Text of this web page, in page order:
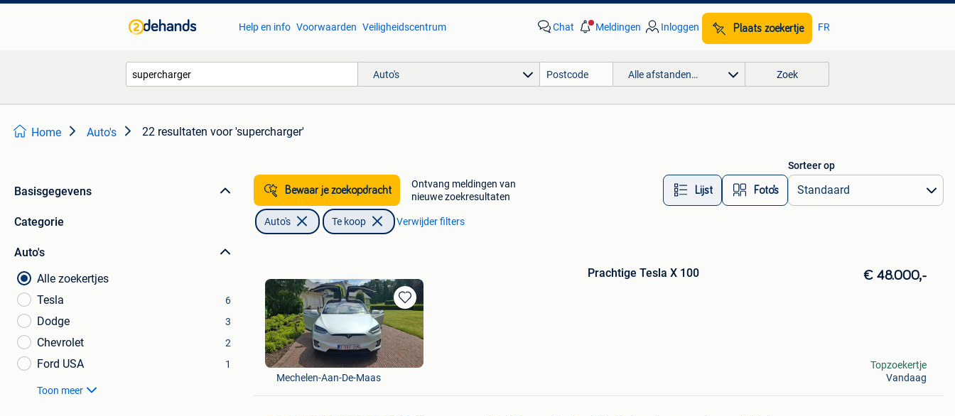
Help en info Voorwaarden Veiligheidscentrum Chat Meldingen Inloggen Plaats zoekertje FR
Auto's Alle afstanden… Zoek
Home Auto's 22 resultaten voor 'supercharger'
Basisgegevens
Categorie
Auto's
Alle zoekertjes
Tesla
6
Dodge 3
Chevrolet 2
Ford USA 1
Toon meer
Bewaar je zoekopdracht
Ontvang meldingen van
nieuwe zoekresultaten
Lijst Foto’s
Sorteer op
Auto's Te koop Verwijder filters
Bewaren
in
Mijn
Favorieten
Prachtige Tesla X 100 € 48.000,-
Giovanni Donati
Mechelen-Aan-De-Maas
Topzoekertje
Vandaag